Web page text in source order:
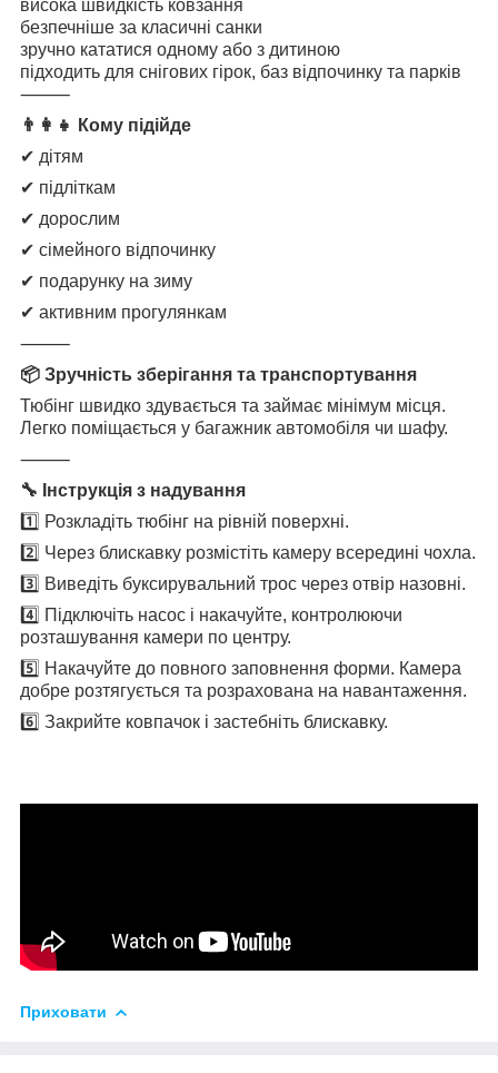
висока швидкість ковзання
безпечніше за класичні санки
зручно кататися одному або з дитиною
підходить для снігових гірок, баз відпочинку та парків
⸻
👨‍👩‍👧 Кому підійде
✔ дітям
✔ підліткам
✔ дорослим
✔ сімейного відпочинку
✔ подарунку на зиму
✔ активним прогулянкам
⸻
📦 Зручність зберігання та транспортування
Тюбінг швидко здувається та займає мінімум місця.
Легко поміщається у багажник автомобіля чи шафу.
⸻
🔧 Інструкція з надування
1️⃣ Розкладіть тюбінг на рівній поверхні.
2️⃣ Через блискавку розмістіть камеру всередині чохла.
3️⃣ Виведіть буксирувальний трос через отвір назовні.
4️⃣ Підключіть насос і накачуйте, контролюючи
розташування камери по центру.
5️⃣ Накачуйте до повного заповнення форми. Камера
добре розтягується та розрахована на навантаження.
6️⃣ Закрийте ковпачок і застебніть блискавку.
Приховати